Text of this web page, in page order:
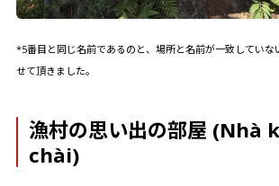
*5番目と同じ名前であるのと、場所と名前が一致していな
せて頂きました。
漁村の思い出の部屋
chài)